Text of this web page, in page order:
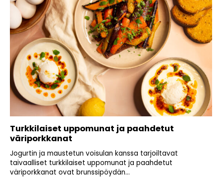
Turkkilaiset uppomunat ja paahdetut
väriporkkanat
Jogurtin ja maustetun voisulan kanssa tarjoiltavat
taivaalliset turkkilaiset uppomunat ja paahdetut
väriporkkanat ovat brunssipöydän...